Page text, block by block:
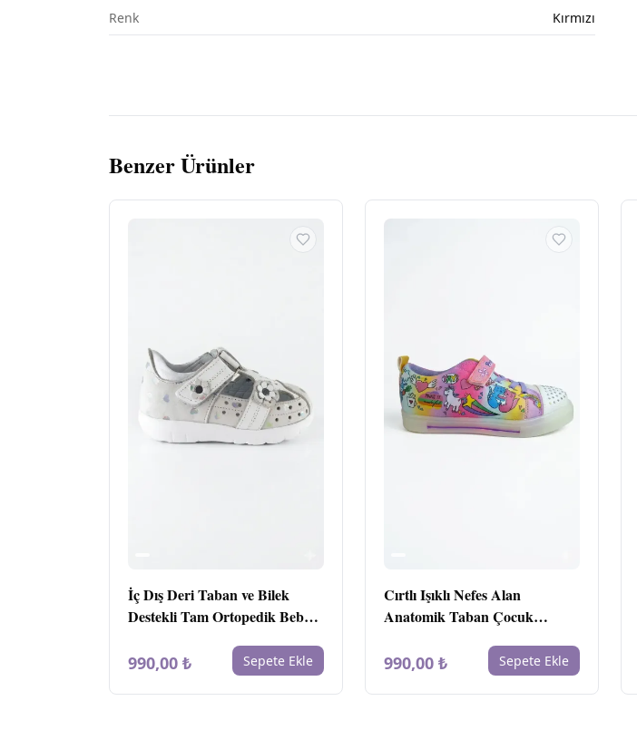
Renk Kırmızı
Benzer Ürünler
İç Dış Deri Taban ve Bilek
Destekli Tam Ortopedik Bebe
990,00 ₺ Sepete Ekle
Cırtlı Işıklı Nefes Alan
Anatomik Taban Çocuk
990,00 ₺ Sepete Ekle